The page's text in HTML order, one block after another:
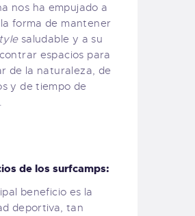
nos ha empujado a
forma de mantener
saludable y a su
espacios para
de la naturaleza, de
y de tiempo de
de los surfcamps:
beneficio es la
deportiva, tan